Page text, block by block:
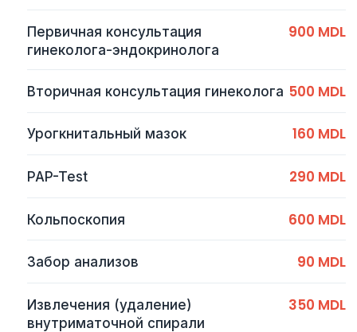
Первичная консультация
гинеколога-эндокринолога
900 MDL
Вторичная консультация гинеколога 500 MDL
Урогкнитальный мазок 160 MDL
PAP-Test 290 MDL
Кольпоскопия 600 MDL
Забор анализов 90 MDL
Извлечения (удаление)
внутриматочной спирали
350 MDL